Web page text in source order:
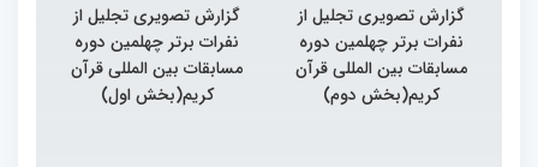
گزارش تصویری تجلیل از
نفرات برتر چهلمین دوره
مسابقات بین المللی قرآن
کریم(بخش دوم)
گزارش تصویری تجلیل از
نفرات برتر چهلمین دوره
مسابقات بین المللی قرآن
کریم(بخش اول)